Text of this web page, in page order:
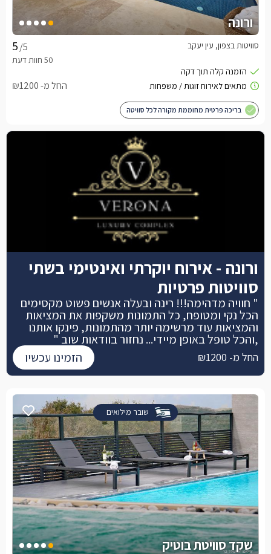
ורונה
/5 סוויטות בצפון, עין יעקב
החל מ- ₪1200
בריכה פרטית מחוממת מקורה לכל סוויטה
שובר מילואים
שקד סוויטת בוטיק
ורונה - אירוח יוקרתי ואינטימי בשתי
סוויטות פרטיות
" חוויה מדהימה!!! רינה ובעלה אנשים פשוט מקסימים
הכל נקי ומטופח, כל התמונות משקפות את המציאות
והמציאות עוד מרשימה יותר מהתמונות, פינקו אותנו
,והכל טופל באופן מיידי... נחזור בוודאות שוב "
החל מ- ₪1200 הזמינו עכשיו